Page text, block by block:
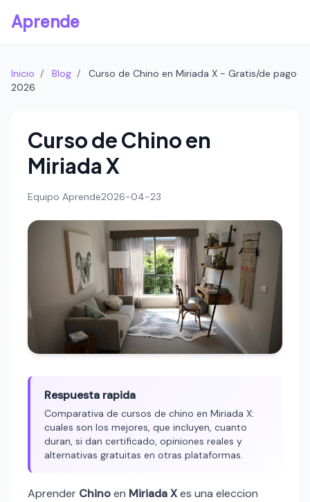
Aprende
Inicio / Blog /
Curso de Chino en Miriada X - Gratis/de pago
2026
Curso de Chino en
Miriada X
Equipo Aprende2026-04-23
Respuesta rapida
Comparativa de cursos de chino en Miriada X:
cuales son los mejores, que incluyen, cuanto
duran, si dan certificado, opiniones reales y
alternativas gratuitas en otras plataformas.
Aprender Chinoen Miriada Xes una eleccion